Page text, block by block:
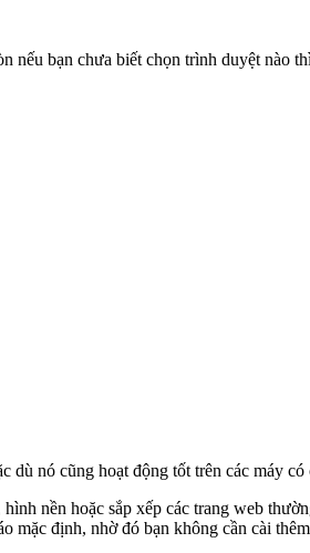
bạn chưa biết chọn trình duyệt nào
nó cũng hoạt động tốt trên các máy có
nền hoặc sắp xếp các trang web
mặc định, nhờ đó bạn không cần cài